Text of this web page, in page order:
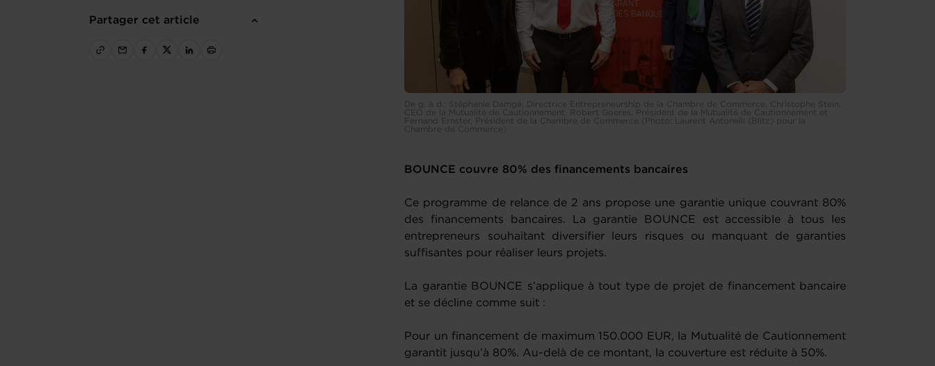
Partager cet article
De g. à d.: Stéphanie Damgé, Directrice Entrepreneurship de la Chambre de Commerce, Christophe Stein,
CEO de la Mutualité de Cautionnement, Robert Goeres, Président de la Mutualité de Cautionnement et
Fernand Ernster, Président de la Chambre de Commerce (Photo: Laurent Antonelli (Blitz) pour la
Chambre de Commerce)
BOUNCE couvre 80% des financements bancaires
Ce programme de relance de 2 ans propose une garantie unique couvrant 80%
des financements bancaires. La garantie BOUNCE est accessible à tous les
entrepreneurs souhaitant diversifier leurs risques ou manquant de garanties
suffisantes pour réaliser leurs projets.
La garantie BOUNCE s’applique à tout type de projet de financement bancaire
et se décline comme suit :
Pour un financement de maximum 150.000 EUR, la Mutualité de Cautionnement
garantit jusqu’à 80%. Au-delà de ce montant, la couverture est réduite à 50%.